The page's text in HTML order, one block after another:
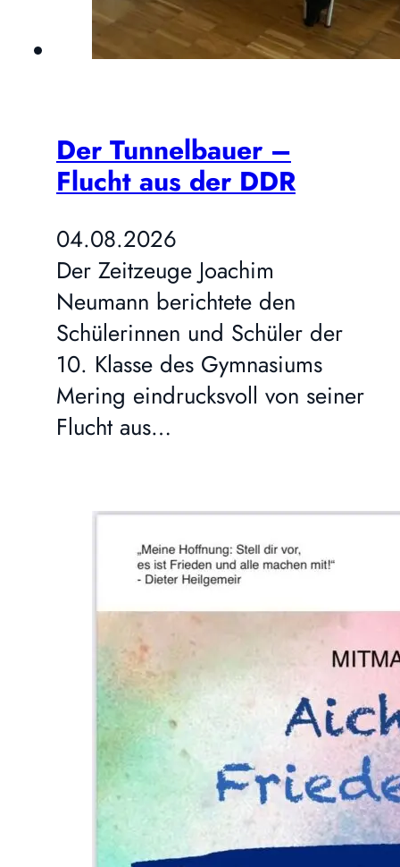
Der Tunnelbauer –
Flucht aus der DDR
04.08.2026
Der Zeitzeuge Joachim
Neumann berichtete den
Schülerinnen und Schüler der
10. Klasse des Gymnasiums
Mering eindrucksvoll von seiner
Flucht aus…